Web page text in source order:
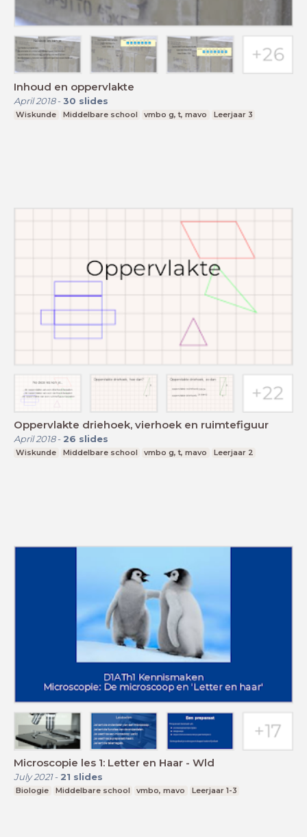
Inhoud en oppervlakte
April 2018- 30 slides
Wiskunde Middelbare school vmbo g, t, mavo Leerjaar 3
Oppervlakte driehoek, vierhoek en ruimtefiguur
April 2018- 26 slides
Wiskunde Middelbare school vmbo g, t, mavo Leerjaar 2
Microscopie les 1: Letter en Haar - Wld
July 2021- 21 slides
Biologie Middelbare school vmbo, mavo Leerjaar 1-3